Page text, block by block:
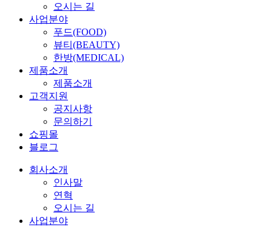
오시는 길
사업분야
푸드(FOOD)
뷰티(BEAUTY)
한방(MEDICAL)
제품소개
제품소개
고객지원
공지사항
문의하기
쇼핑몰
블로그
회사소개
인사말
연혁
오시는 길
사업분야